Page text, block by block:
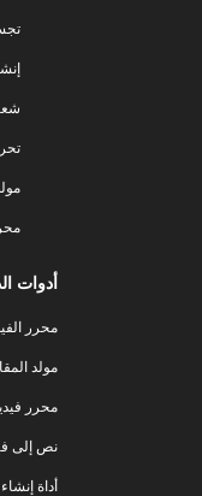
أدوات
محرر
مولد
محرر
نص إلى
أداة